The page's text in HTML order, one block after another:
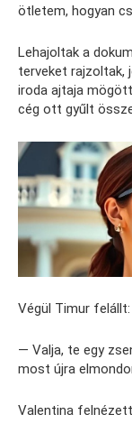
ötletem, hogyan
Lehajoltak a
terveket rajzoltak,
iroda ajtaja
cég ott gyűlt
Végül Timur felállt:
— Valja, te egy
most újra
Valentina